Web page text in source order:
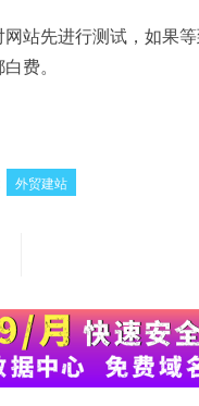
站先进行测试，如果
费。
外贸建站